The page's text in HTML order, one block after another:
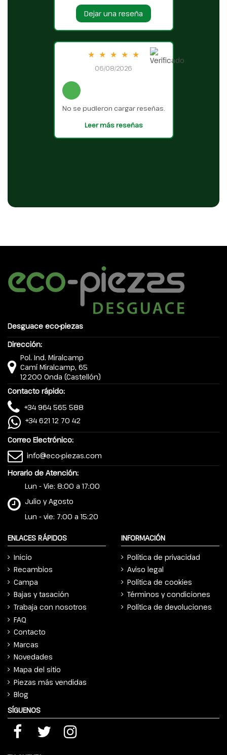
Dejar una reseña
★ ★ ★ ★ ★
06/08/2026
No se pudieron cargar reseñas.
Leer más reseñas
Desguace eco-piezas
Dirección:
Pol. Ind. Miralcamp
Camí Miralcamp, 65
12200 Onda (Castellón)
Contacto rápido:
+34 964 565 588
+34 621 12 70 42
Correo Electrónico:
info@eco-piezas.com
Horario de Atención:
Lun - Vie: 8:00 a 17:00
Julio y Agosto
Lun - vie: 7:00 a 15:20
ENLACES RÁPIDOS
Inicio
Recambios
Campa
Bajas y tasación
Trabaja con nosotros
FAQ
Contacto
Marcas
Novedades
Mapa del sitio
Piezas más vendidas
Blog
INFORMACIÓN
Política de privacidad
Aviso legal
Política de cookies
Términos y condiciones
Política de devoluciones
SÍGUENOS